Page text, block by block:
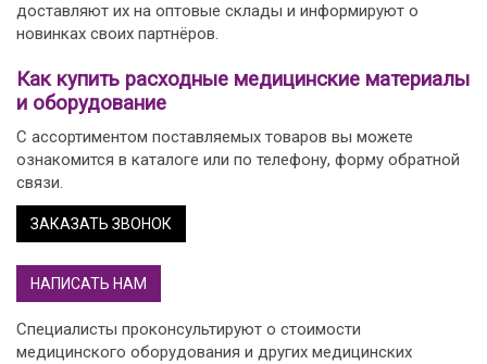
доставляют их на оптовые склады и информируют о
новинках своих партнёров.
Как купить расходные медицинские материалы
и оборудование
С ассортиментом поставляемых товаров вы можете
ознакомится в каталоге или по телефону, форму обратной
связи.
ЗАКАЗАТЬ ЗВОНОК
НАПИСАТЬ НАМ
Специалисты проконсультируют о стоимости
медицинского оборудования и других медицинских